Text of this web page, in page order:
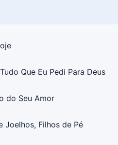
Que Eu Pedi Para Deus
do Seu Amor
Joelhos, Filhos de Pé